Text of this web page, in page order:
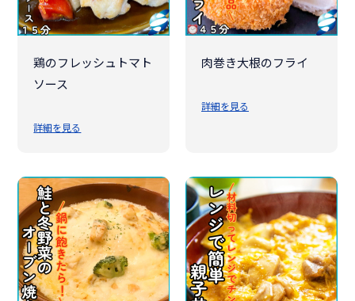
鶏のフレッシュトマト
ソース
詳細を見る
肉巻き大根のフライ
詳細を見る